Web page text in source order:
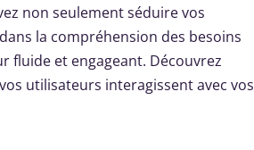
non seulement séduire vos
la compréhension des besoins
fluide et engageant. Découvrez
utilisateurs interagissent avec vos